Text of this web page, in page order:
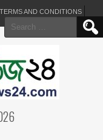
TERMS AND CONDITIONS
Search
for: